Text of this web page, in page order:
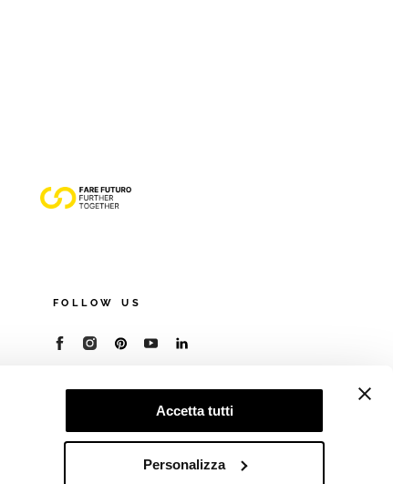
Accetta tutti
Personalizza
FOLLOW US
© 2026 - Cooperativa Ceramica d’Imola
R.E.A. BO 5545